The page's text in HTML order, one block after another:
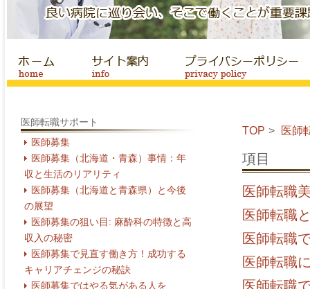
医師転職サポート
医師募集
医師募集（北海道・青森）事情：年
収と生活のリアリティ
医師募集（北海道と青森県）と今後
の展望
医師募集の狙い目: 麻酔科の特徴と高
収入の秘密
医師募集で見直す働き方！成功する
キャリアチェンジの秘訣
医師募集ではやる気がある人を
TOP 医師
項目
医師転職
医師転職
医師転職
医師転職
医師転職